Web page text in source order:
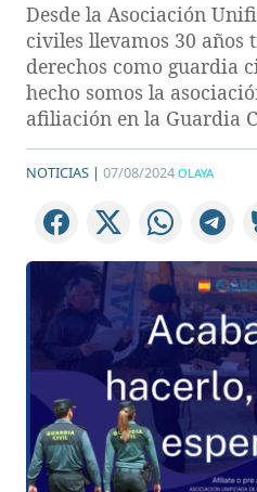
Desde la Asociación
civiles llevamos 30 años
derechos como guardia
hecho somos la
afiliación en la Guardia
NOTICIAS | 07/08/2024 OLAYA